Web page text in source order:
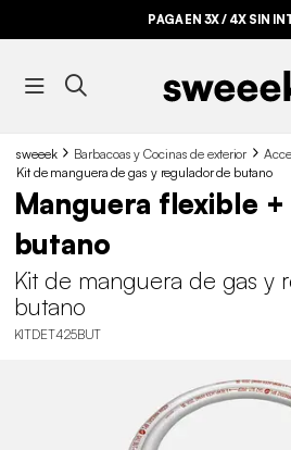
PAGA EN 3X / 4X SIN
sweeek Barbacoas y Cocinas de exterior
Kit de manguera de gas y regulador de butano
Manguera flexible
butano
Kit de manguera de gas y
butano
KITDET425BUT